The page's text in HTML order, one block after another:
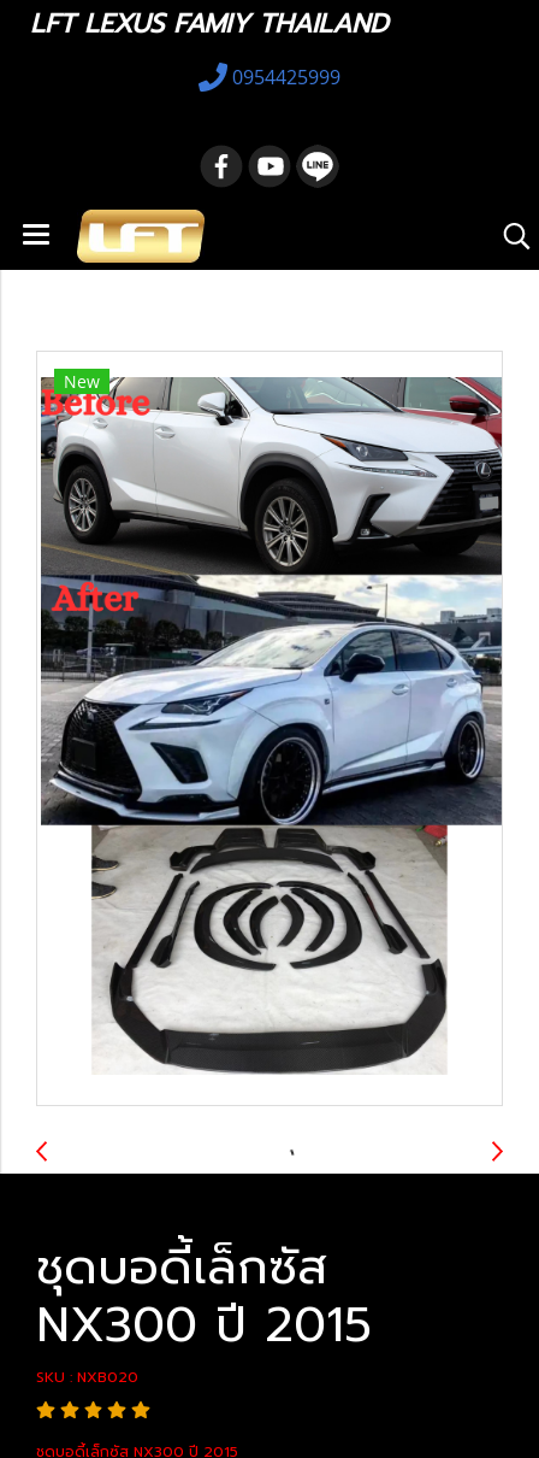
LFT LEXUS FAMIY THAILAND
0954425999
New
ชุดบอดี้เล็กซัส
NX300 ปี 2015
SKU : NXB020
ชุดบอดี้เล็กซัส NX300 ปี 2015